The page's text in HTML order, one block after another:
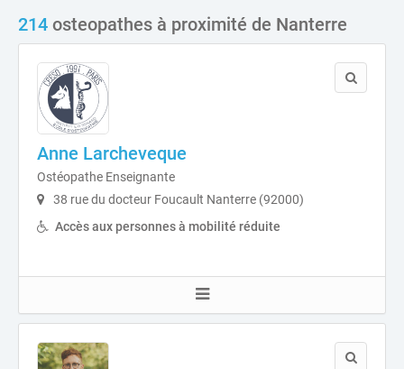
214 osteopathes à proximité de Nanterre
Anne Larcheveque
Ostéopathe Enseignante
38 rue du docteur Foucault Nanterre (92000)
Accès aux personnes à mobilité réduite